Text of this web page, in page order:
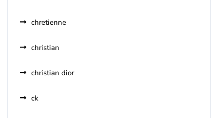
chretienne
christian
christian dior
ck